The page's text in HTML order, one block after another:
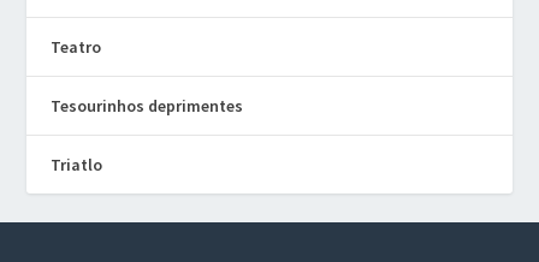
Teatro
Tesourinhos deprimentes
Triatlo